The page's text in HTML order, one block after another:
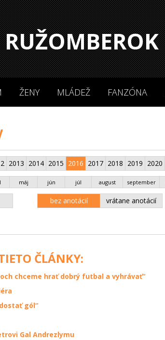
ŽENY MLÁDEŽ FANZÓNA
2013 2014 2015 2016 2017 2018 2019 2020
máj jún júl august september
bez anotácií vrátane anotácií
ČLÁNKY:
chceme hrať dobrý futbal a vyhrávať“
gól“
Gal Andrezlymu